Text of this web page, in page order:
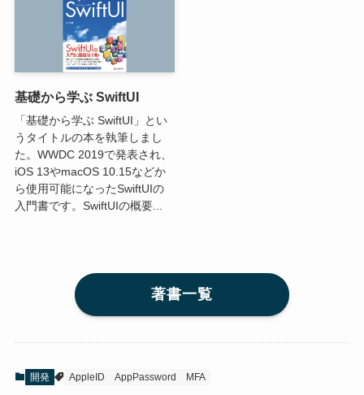
基礎から学ぶ SwiftUI
「基礎から学ぶ SwiftUI」とい
うタイトルの本を執筆しまし
た。WWDC 2019で発表され、
iOS 13やmacOS 10.15などか
ら使用可能になったSwiftUIの
入門書です。SwiftUIの概要...
著書一覧
開発 AppleID AppPassword MFA